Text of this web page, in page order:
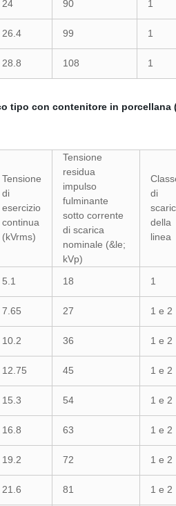
24 90 1
26.4 99 1
28.8 108 1
tipo con contenitore in porcellana
Tensione
di
esercizio
continua
(kVrms)
Tensione
residua
impulso
fulminante
sotto corrente
di scarica
nominale (&le;
kVp)
di
della
linea
5.1 18 1
7.65 27 1 e 2
10.2 36 1 e 2
12.75 45 1 e 2
15.3 54 1 e 2
16.8 63 1 e 2
19.2 72 1 e 2
21.6 81 1 e 2